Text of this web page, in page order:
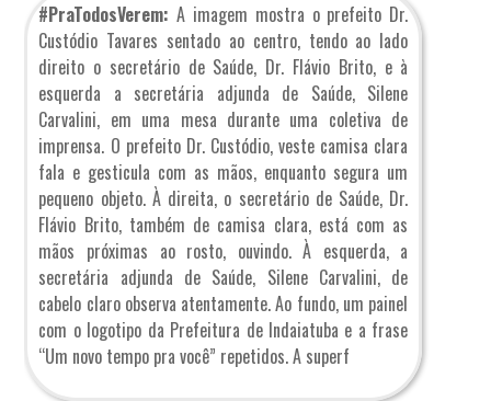
#PraTodosVerem:A imagem mostra o prefeito Dr.
Custódio Tavares sentado ao centro, tendo ao lado
direito o secretário de Saúde, Dr. Flávio Brito, e à
esquerda a secretária adjunda de Saúde, Silene
Carvalini, em uma mesa durante uma coletiva de
imprensa. O prefeito Dr. Custódio, veste camisa clara
fala e gesticula com as mãos, enquanto segura um
pequeno objeto. À direita, o secretário de Saúde, Dr.
Flávio Brito, também de camisa clara, está com as
mãos próximas ao rosto, ouvindo. À esquerda, a
secretária adjunda de Saúde, Silene Carvalini, de
cabelo claro observa atentamente. Ao fundo, um painel
com o logotipo da Prefeitura de Indaiatuba e a frase
“Um novo tempo pra você” repetidos. A superf